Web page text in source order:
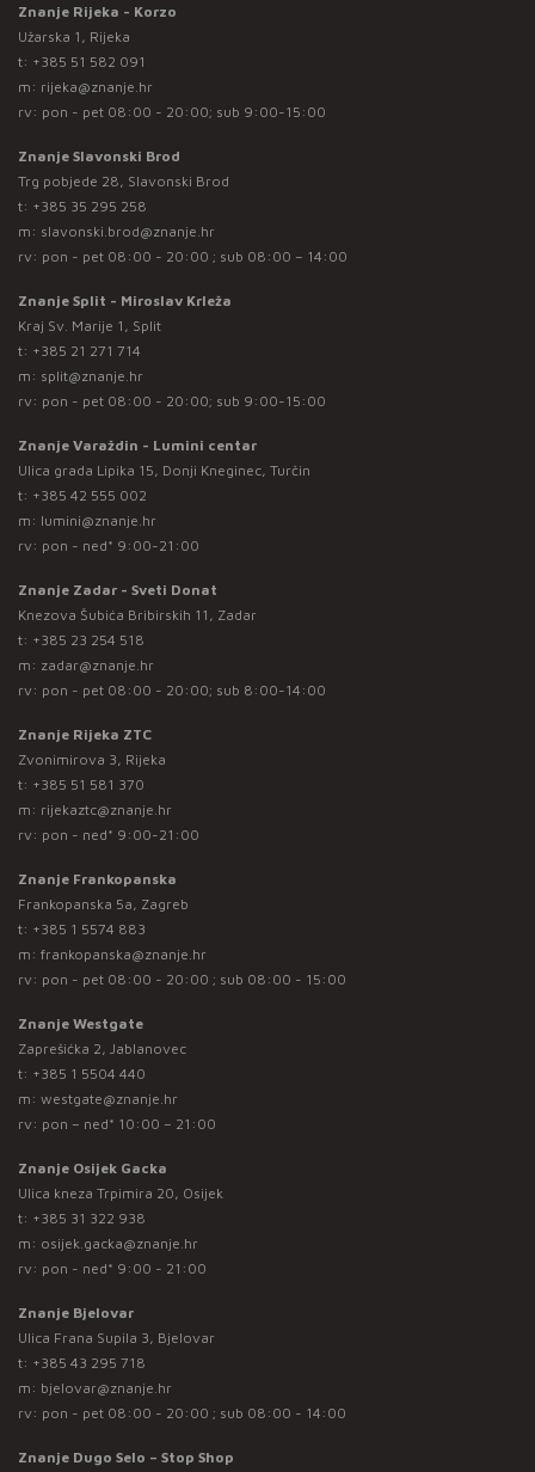
Znanje Rijeka - Korzo
Užarska 1, Rijeka
t: +385 51 582 091
m: rijeka@znanje.hr
rv: pon - pet 08:00 - 20:00; sub 9:00-15:00
Znanje Slavonski Brod
Trg pobjede 28, Slavonski Brod
t: +385 35 295 258
m: slavonski.brod@znanje.hr
rv: pon - pet 08:00 - 20:00 ; sub 08:00 – 14:00
Znanje Split - Miroslav Krleža
Kraj Sv. Marije 1, Split
t: +385 21 271 714
m: split@znanje.hr
rv: pon - pet 08:00 - 20:00; sub 9:00-15:00
Znanje Varaždin - Lumini centar
Ulica grada Lipika 15, Donji Kneginec, Turčin
t: +385 42 555 002
m: lumini@znanje.hr
rv: pon - ned* 9:00-21:00
Znanje Zadar - Sveti Donat
Knezova Šubića Bribirskih 11, Zadar
t: +385 23 254 518
m: zadar@znanje.hr
rv: pon - pet 08:00 - 20:00; sub 8:00-14:00
Znanje Rijeka ZTC
Zvonimirova 3, Rijeka
t: +385 51 581 370
m: rijekaztc@znanje.hr
rv: pon - ned* 9:00-21:00
Znanje Frankopanska
Frankopanska 5a, Zagreb
t: +385 1 5574 883
m: frankopanska@znanje.hr
rv: pon - pet 08:00 - 20:00 ; sub 08:00 - 15:00
Znanje Westgate
Zaprešićka 2, Jablanovec
t: +385 1 5504 440
m: westgate@znanje.hr
rv: pon – ned* 10:00 – 21:00
Znanje Osijek Gacka
Ulica kneza Trpimira 20, Osijek
t: +385 31 322 938
m: osijek.gacka@znanje.hr
rv: pon - ned* 9:00 - 21:00
Znanje Bjelovar
Ulica Frana Supila 3, Bjelovar
t: +385 43 295 718
m: bjelovar@znanje.hr
rv: pon - pet 08:00 - 20:00 ; sub 08:00 - 14:00
Znanje Dugo Selo – Stop Shop